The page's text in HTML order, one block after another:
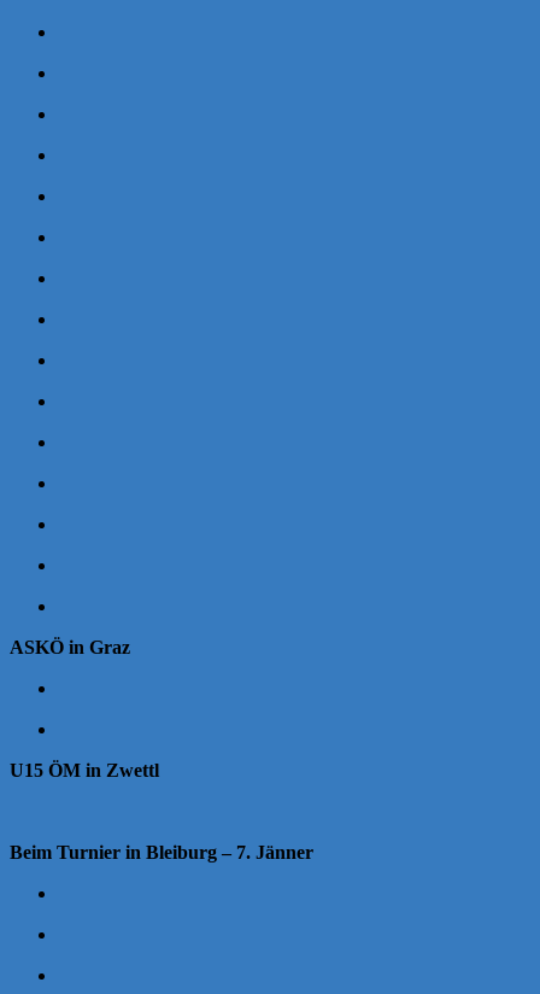
ASKÖ in Graz
U15 ÖM in Zwettl
Beim Turnier in Bleiburg – 7. Jänner